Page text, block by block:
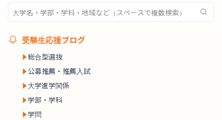
受験生応援ブログ
総合型選抜
公募推薦・推薦入試
大学進学関係
学部・学科
学問